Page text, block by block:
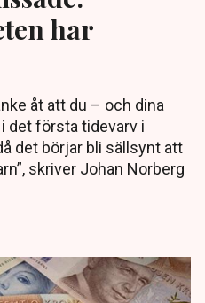
har
åt att du – och dina
det första tidevarv i
det börjar bli sällsynt att
skriver Johan Norberg